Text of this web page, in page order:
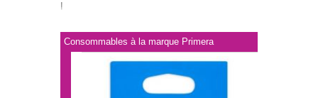
!
Consommables à la marque Primera